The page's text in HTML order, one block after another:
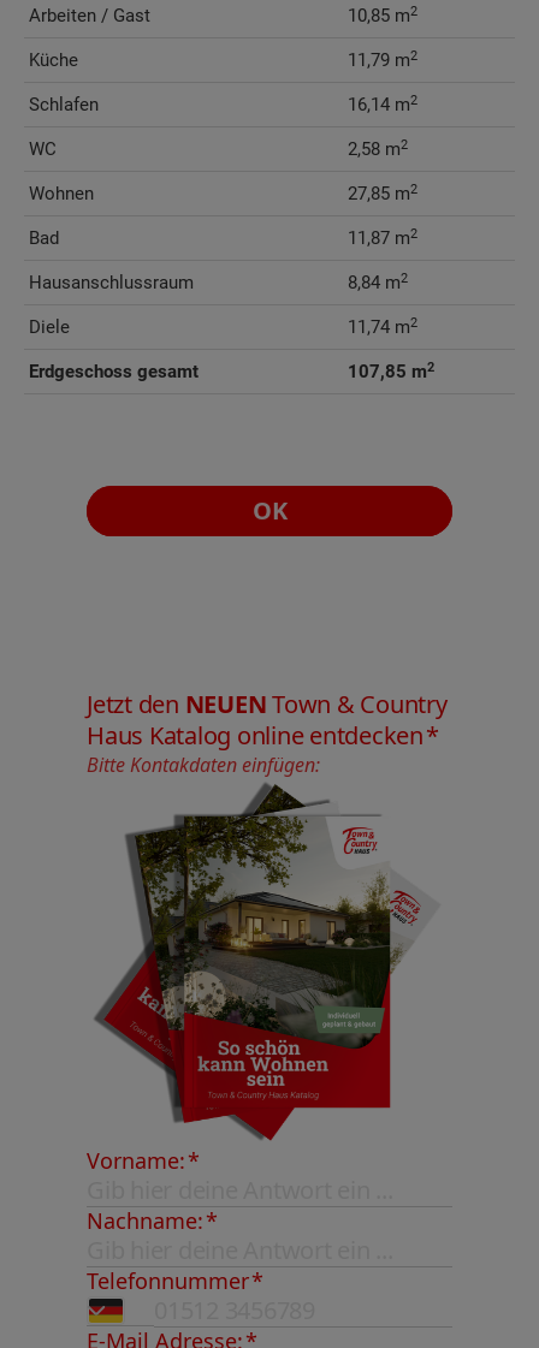
Arbeiten / Gast 10,85 m2
Küche 11,79 m2
Schlafen 16,14 m2
WC 2,58 m2
Wohnen 27,85 m2
Bad 11,87 m2
Hausanschlussraum 8,84 m2
Diele 11,74 m2
Erdgeschoss gesamt 107,85 m2